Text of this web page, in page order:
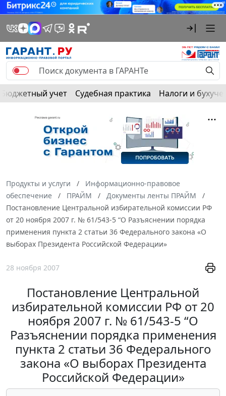
Бюджетный учет Судебная практика Налоги и
Продукты и услуги
Информационно-правовое
обеспечение
ПРАЙМ
Документы ленты ПРАЙМ
Постановление Центральной избирательной комиссии РФ
от 20 ноября 2007 г. № 61/543-5 “О Разъяснении порядка
применения пункта 2 статьи 36 Федерального закона «О
выборах Президента Российской Федерации»
28 ноября 2007
Постановление Центральной
избирательной комиссии РФ от 20
ноября 2007 г. № 61/543-5 “О
Разъяснении порядка применения
пункта 2 статьи 36 Федерального
закона «О выборах Президента
Российской Федерации»